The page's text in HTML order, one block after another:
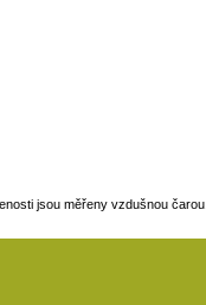
jsou měřeny vzdušnou čarou.